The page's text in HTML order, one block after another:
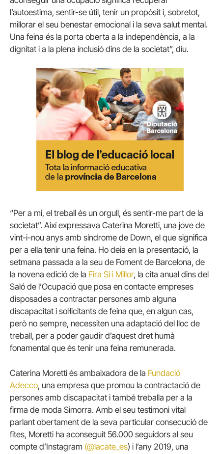
l’autoestima, sentir-se útil, tenir un propòsit i, sobretot,
millorar el seu benestar emocional i la seva salut mental.
Una feina és la porta oberta a la independència, a la
dignitat i a la plena inclusió dins de la societat”, diu.
“Per a mi, el treball és un orgull, és sentir-me part de la
societat”. Així expressava Caterina Moretti, una jove de
vint-i-nou anys amb síndrome de Down, el que significa
per a ella tenir una feina. Ho deia en la presentació, la
setmana passada a la seu de Foment de Barcelona, de
la novena edició de la Fira Sí i Millor, la cita anual dins del
Saló de l’Ocupació que posa en contacte empreses
disposades a contractar persones amb alguna
discapacitat i sol·licitants de feina que, en algun cas,
però no sempre, necessiten una adaptació del lloc de
treball, per a poder gaudir d’aquest dret humà
fonamental que és tenir una feina remunerada.
Caterina Moretti és ambaixadora de la Fundació
Adecco, una empresa que promou la contractació de
persones amb discapacitat i també treballa per a la
firma de moda Simorra. Amb el seu testimoni vital
parlant obertament de la seva particular consecució de
fites, Moretti ha aconseguit 56.000 seguidors al seu
compte d’Instagram (@lacate_es) i l’any 2019, una